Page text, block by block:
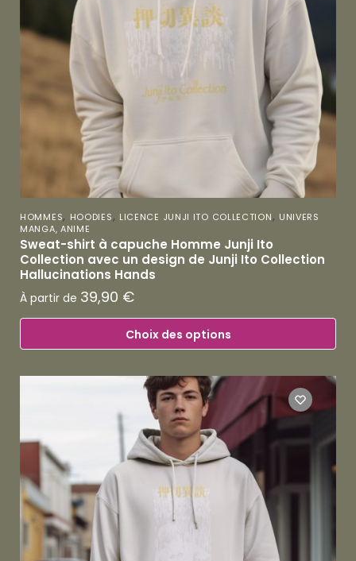
HOMMES, HOODIES, LICENCE JUNJI ITO COLLECTION, UNIVERS
MANGA, ANIME
Sweat-shirt à capuche Homme Junji Ito
Collection avec un design de Junji Ito Collection
Hallucinations Hands
À partir de 39,90 €
Choix des options